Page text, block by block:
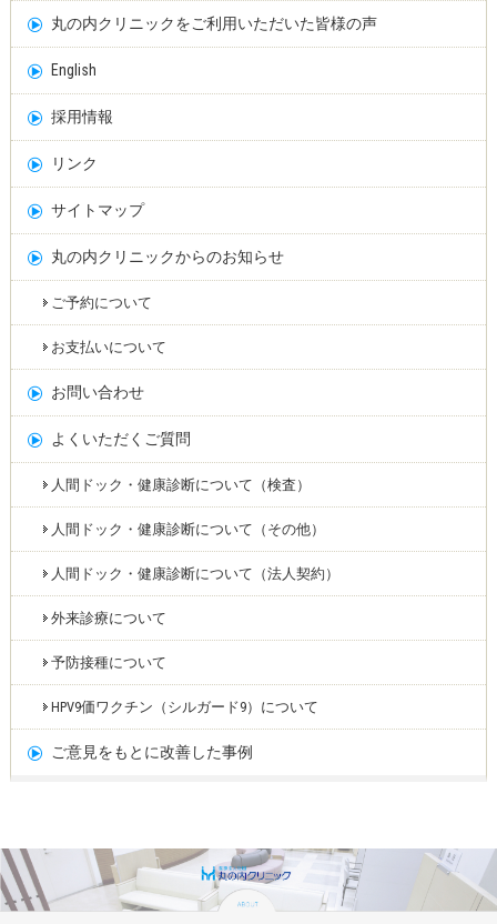
丸の内クリニックをご利用いただいた皆様の声
English
採用情報
リンク
サイトマップ
丸の内クリニックからのお知らせ
ご予約について
お支払いについて
お問い合わせ
よくいただくご質問
人間ドック・健康診断について（検査）
人間ドック・健康診断について（その他）
人間ドック・健康診断について（法人契約）
外来診療について
予防接種について
HPV9価ワクチン（シルガード9）について
ご意見をもとに改善した事例